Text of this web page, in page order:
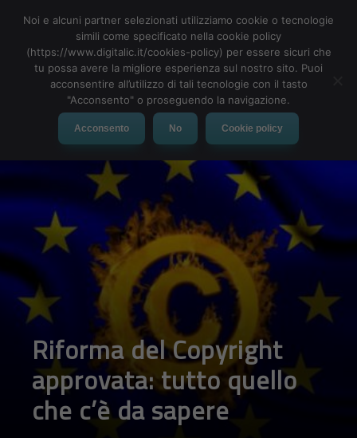
MENU
Riforma del Copyright
approvata: tutto quello
che c’è da sapere
Noi e alcuni partner selezionati utilizziamo cookie o tecnologie
simili come specificato nella cookie policy
(https://www.digitalic.it/cookies-policy) per essere sicuri che
tu possa avere la migliore esperienza sul nostro sito. Puoi
acconsentire all’utilizzo di tali tecnologie con il tasto
"Acconsento" o proseguendo la navigazione.
Acconsento No Cookie policy